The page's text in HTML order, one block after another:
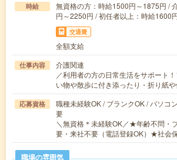
時給
無資格の方：時給1500円～1875円 /
円～2250円 / 初任者以上：時給1600
交通費
全額支給
仕事内容
介護関連
／利用者の方の日常生活をサポート
い物や散歩に付き添ったり・折り紙
応募資格
職種未経験OK / ブランクOK / パソコ
要
＼無資格＊未経験OK／★年齢不問・
要・来社不要（電話登録OK）★社会
職場の雰囲気